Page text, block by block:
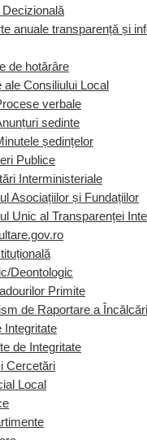
anuale transparență și
de hotărâre
ale Consiliului Local
verbale
sedinte
ședințelor
Publice
Interministeriale
Asociațiilor și Fundațiilor
Unic al Transparenței
Deontologic
Primite
de Raportare a
Integritate
de Integritate
Cercetări
Local